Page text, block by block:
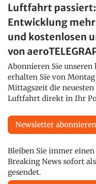
Luftfahrt passiert:
Entwicklung
und kostenlosen
von
Abonnieren Sie
erhalten Sie von
Mittagszeit die
Luftfahrt direkt in Ihr
Newsletter abonnieren
Bleiben Sie immer
Breaking News sofort
gesendet.